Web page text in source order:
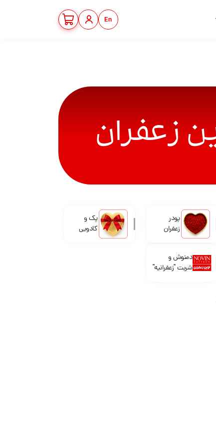
En
پودر
زعفران
پک و
کادویی
دمنوش و
شربت "زعفرانیه"